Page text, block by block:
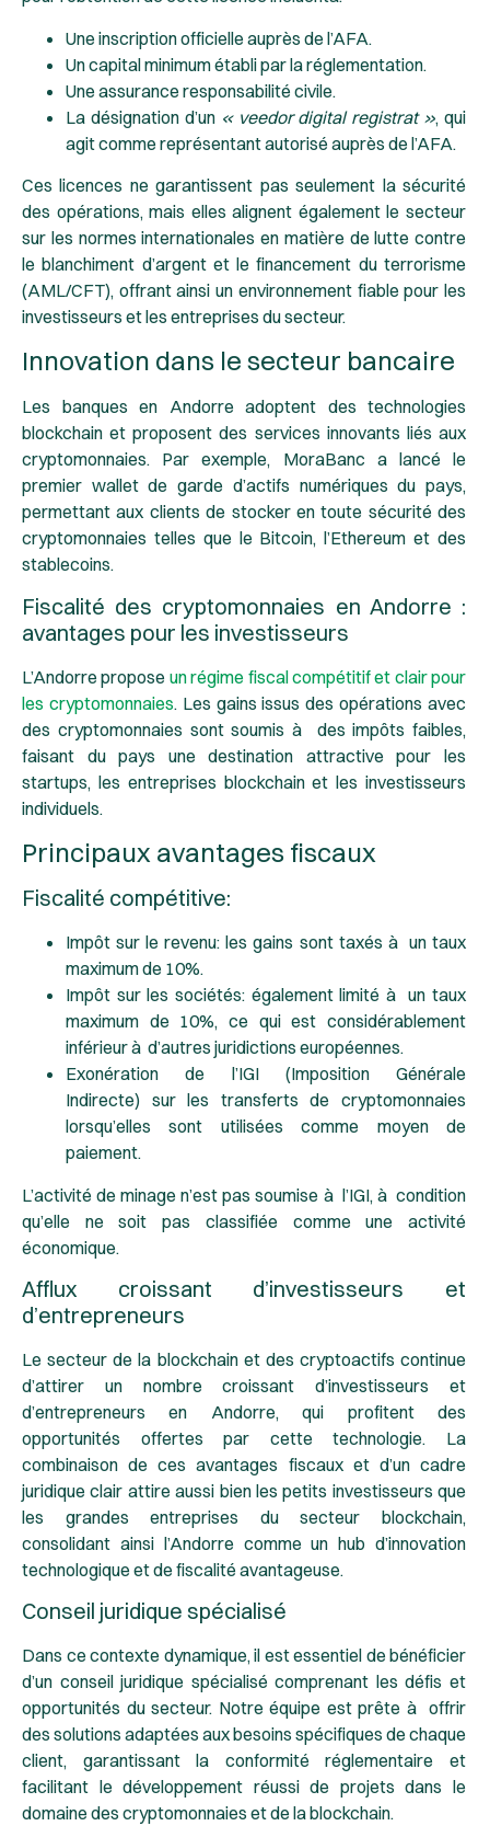
Une inscription officielle auprès de l’AFA.
Un capital minimum établi par la réglementation.
Une assurance responsabilité civile.
La désignation d’un « veedor digital registrat », qui
agit comme représentant autorisé auprès de l’AFA.
Ces licences ne garantissent pas seulement la sécurité
des opérations, mais elles alignent également le secteur
sur les normes internationales en matière de lutte contre
le blanchiment d’argent et le financement du terrorisme
(AML/CFT), offrant ainsi un environnement fiable pour les
investisseurs et les entreprises du secteur.
Innovation dans le secteur bancaire
Les banques en Andorre adoptent des technologies
blockchain et proposent des services innovants liés aux
cryptomonnaies. Par exemple, MoraBanc a lancé le
premier wallet de garde d’actifs numériques du pays,
permettant aux clients de stocker en toute sécurité des
cryptomonnaies telles que le Bitcoin, l’Ethereum et des
stablecoins.
Fiscalité des cryptomonnaies en Andorre :
avantages pour les investisseurs
L’Andorre propose un régime fiscal compétitif et clair pour
les cryptomonnaies. Les gains issus des opérations avec
des cryptomonnaies sont soumis à des impôts faibles,
faisant du pays une destination attractive pour les
startups, les entreprises blockchain et les investisseurs
individuels.
Principaux avantages fiscaux
Fiscalité compétitive:
Impôt sur le revenu: les gains sont taxés à un taux
maximum de 10%.
Impôt sur les sociétés: également limité à un taux
maximum de 10%, ce qui est considérablement
inférieur à d’autres juridictions européennes.
Exonération de l’IGI (Imposition Générale
Indirecte) sur les transferts de cryptomonnaies
lorsqu’elles sont utilisées comme moyen de
paiement.
L’activité de minage n’est pas soumise à l’IGI, à condition
qu’elle ne soit pas classifiée comme une activité
économique.
Afflux croissant d’investisseurs et
d’entrepreneurs
Le secteur de la blockchain et des cryptoactifs continue
d’attirer un nombre croissant d’investisseurs et
d’entrepreneurs en Andorre, qui profitent des
opportunités offertes par cette technologie. La
combinaison de ces avantages fiscaux et d’un cadre
juridique clair attire aussi bien les petits investisseurs que
les grandes entreprises du secteur blockchain,
consolidant ainsi l’Andorre comme un hub d’innovation
technologique et de fiscalité avantageuse.
Conseil juridique spécialisé
Dans ce contexte dynamique, il est essentiel de bénéficier
d’un conseil juridique spécialisé comprenant les défis et
opportunités du secteur. Notre équipe est prête à offrir
des solutions adaptées aux besoins spécifiques de chaque
client, garantissant la conformité réglementaire et
facilitant le développement réussi de projets dans le
domaine des cryptomonnaies et de la blockchain.